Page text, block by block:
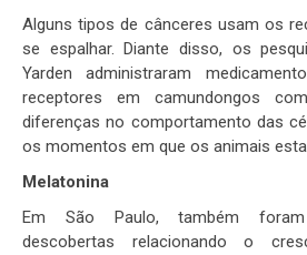
Alguns tipos de cânceres usam os
se espalhar. Diante disso, os
Yarden administraram
receptores em camundongos
diferenças no comportamento das
os momentos em que os animais
Melatonina
Em São Paulo, também
descobertas relacionando o